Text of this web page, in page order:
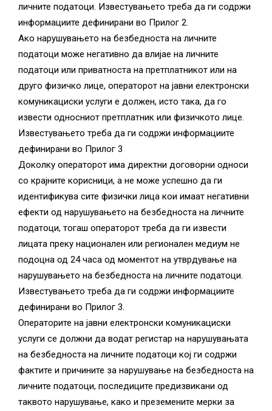
личните податоци. Известувањето треба да ги содржи
информациите дефинирани во Прилог 2.
Ако нарушувањето на безбедноста на личните
податоци може негативно да влијае на личните
податоци или приватноста на претплатникот или на
друго физичко лице, операторот на јавни електронски
комуникациски услуги е должен, исто така, да го
извести односниот претплатник или физичкото лице.
Известувањето треба да ги содржи информациите
дефинирани во Прилог 3
Доколку операторот има директни договорни односи
со крајните корисници, а не може успешно да ги
идентификува сите физички лица кои имаат негативни
ефекти од нарушувањето на безбедноста на личните
податоци, тогаш операторот треба да ги извести
лицата преку национален или регионален медиум не
подоцна од 24 часа од моментот на утврдување на
нарушувањето на безбедноста на личните податоци.
Известувањето треба да ги содржи информациите
дефинирани во Прилог 3.
Операторите на јавни електронски комуникациски
услуги се должни да водат регистар на нарушувањата
на безбедноста на личните податоци кој ги содржи
фактите и причините за нарушување на безбедноста на
личните податоци, последиците предизвикани од
таквото нарушување, како и преземените мерки за